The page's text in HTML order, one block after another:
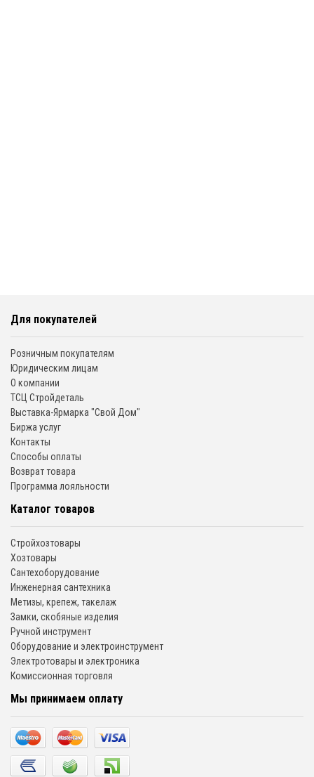
Для покупателей
Розничным покупателям
Юридическим лицам
О компании
ТСЦ Стройдеталь
Выставка-Ярмарка "Свой Дом"
Биржа услуг
Контакты
Способы оплаты
Возврат товара
Программа лояльности
Каталог товаров
Стройхозтовары
Хозтовары
Сантехоборудование
Инженерная сантехника
Метизы, крепеж, такелаж
Замки, скобяные изделия
Ручной инструмент
Оборудование и электроинструмент
Электротовары и электроника
Комиссионная торговля
Мы принимаем оплату